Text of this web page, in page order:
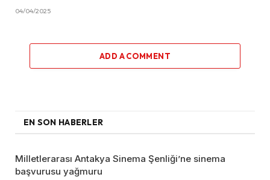
04/04/2025
ADD A COMMENT
EN SON HABERLER
Milletlerarası Antakya Sinema Şenliği’ne sinema
başvurusu yağmuru